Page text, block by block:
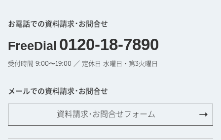
お電話での資料請求･お問合せ
FreeDial 0120-18-7890
受付時間 9:00〜19:00 ／ 定休日 水曜日・第3火曜日
メールでの資料請求･お問合せ
資料請求･お問合せフォーム